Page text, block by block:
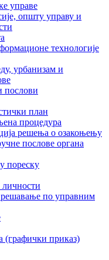
управе
општу управу и
технологије
урбанизам и
послови
план
процедура
решења о озакоњењу
послове органа
пореску
личности
по управним
(графички приказ)